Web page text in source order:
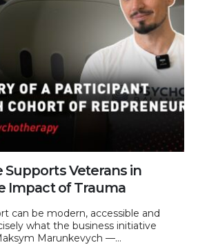
Supports Veterans in
Impact of Trauma
can be modern, accessible and
what the business initiative
Marunkevych —...